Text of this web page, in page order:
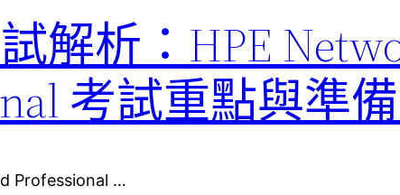
解析：HPE
考試重點與準
Professional …